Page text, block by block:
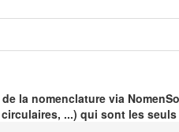
la nomenclature via
...) qui sont les